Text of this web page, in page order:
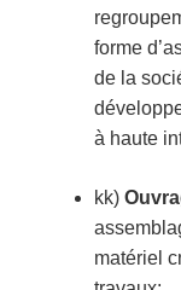
forme
de la
à haute
kk)
matériel